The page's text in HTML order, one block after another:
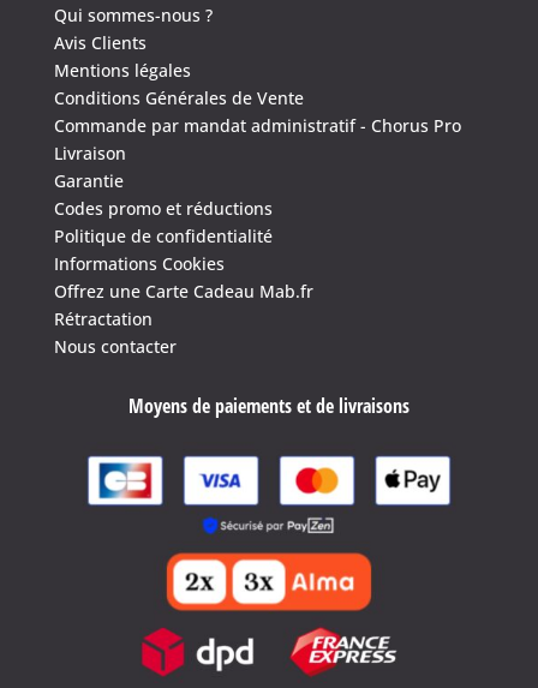
Qui sommes-nous ?
Avis Clients
Mentions légales
Conditions Générales de Vente
Commande par mandat administratif - Chorus Pro
Livraison
Garantie
Codes promo et réductions
Politique de confidentialité
Informations Cookies
Offrez une Carte Cadeau Mab.fr
Rétractation
Nous contacter
Moyens de paiements et de livraisons